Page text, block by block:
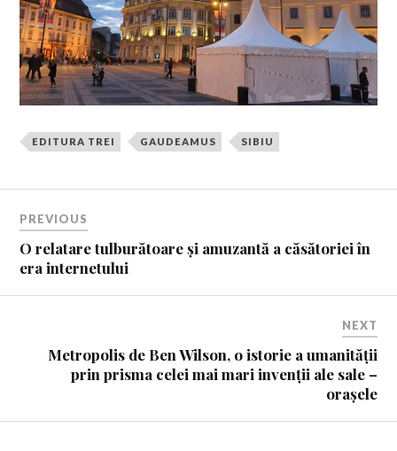
EDITURA TREI GAUDEAMUS SIBIU
PREVIOUS
O relatare tulburătoare și amuzantă a căsătoriei în
era internetului
NEXT
Metropolis de Ben Wilson, o istorie a umanității
prin prisma celei mai mari invenții ale sale –
orașele